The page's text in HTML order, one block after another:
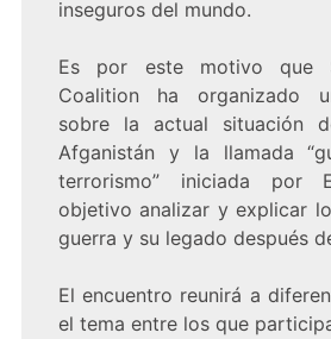
inseguros del mundo.
Es por este motivo que
Coalition ha organizado
sobre la actual situación
Afganistán y la llamada
terrorismo” iniciada por
objetivo analizar y explicar
guerra y su legado después
El encuentro reunirá a
el tema entre los que